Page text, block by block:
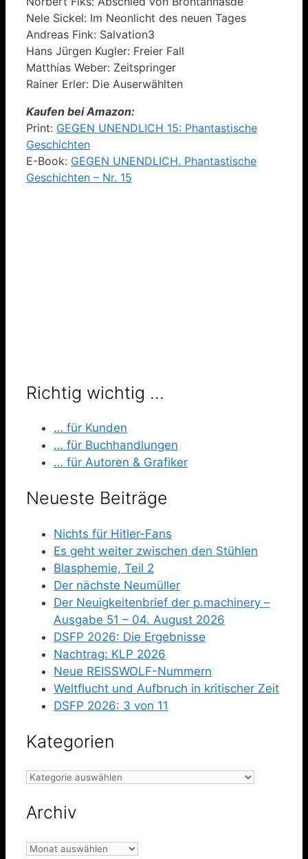
Nele Sickel: Im Neonlicht des neuen Tages
Andreas Fink: Salvation3
Hans Jürgen Kugler: Freier Fall
Matthias Weber: Zeitspringer
Rainer Erler: Die Auserwählten
Kaufen bei Amazon:
Print: GEGEN UNENDLICH 15: Phantastische
Geschichten
E-Book: GEGEN UNENDLICH. Phantastische
Geschichten – Nr. 15
Richtig wichtig …
… für Kunden
… für Buchhandlungen
… für Autoren & Grafiker
Neueste Beiträge
Nichts für Hitler-Fans
Es geht weiter zwischen den Stühlen
Blasphemie, Teil 2
Der nächste Neumüller
Der Neuigkeitenbrief der p.machinery –
Ausgabe 51 – 04. August 2026
DSFP 2026: Die Ergebnisse
Nachtrag: KLP 2026
Neue REISSWOLF-Nummern
Weltflucht und Aufbruch in kritischer Zeit
DSFP 2026: 3 von 11
Kategorien
Kategorien
Archiv
Archiv